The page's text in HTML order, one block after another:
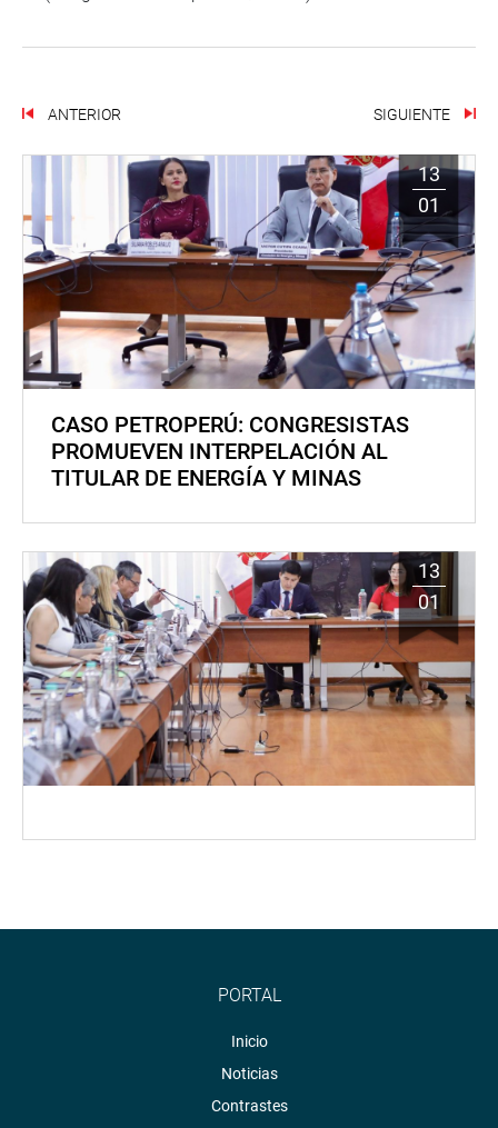
ANTERIOR SIGUIENTE
13
01
CASO PETROPERÚ: CONGRESISTAS
PROMUEVEN INTERPELACIÓN AL
TITULAR DE ENERGÍA Y MINAS
13
01
PORTAL
Inicio
Noticias
Contrastes